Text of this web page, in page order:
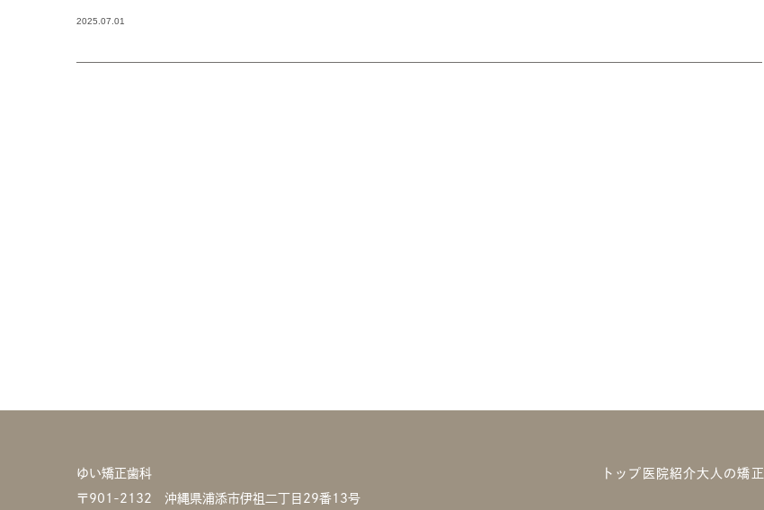
2025.07.01
ゆい矯正歯科
〒901-2132 沖縄県浦添市伊祖二丁目29番13号
トップ 医院紹介大人の矯正